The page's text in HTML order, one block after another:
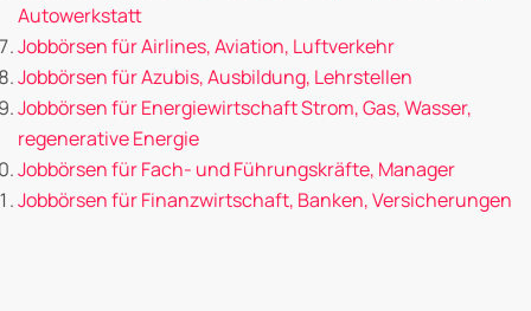
Autowerkstatt
Jobbörsen für Airlines, Aviation, Luftverkehr
Jobbörsen für Azubis, Ausbildung, Lehrstellen
Jobbörsen für Energiewirtschaft Strom, Gas, Wasser,
regenerative Energie
Jobbörsen für Fach- und Führungskräfte, Manager
Jobbörsen für Finanzwirtschaft, Banken, Versicherungen